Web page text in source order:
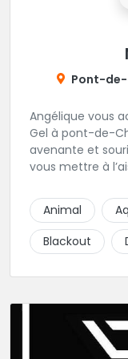
Pont-
Angélique vous
Gel à pont-de-
avenante et
vous mettre à
tatouages allant
réalisme.
Animal
Blackout